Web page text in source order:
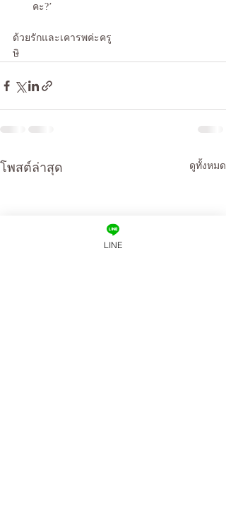
คะ?’
ด้วยรักและเคารพค่ะครู
ษิ
โพสต์ล่าสุด ดูทั้งหมด
LINE